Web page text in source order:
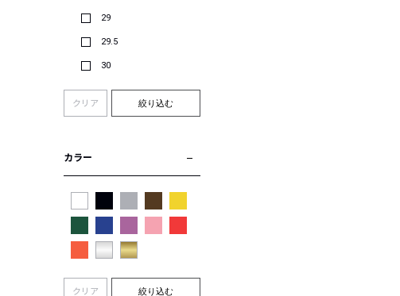
29
29.5
30
クリア 絞り込む
カラー
クリア 絞り込む